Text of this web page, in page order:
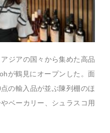
ジアの国々から集めた高品
が鶴見にオープンした。面
の輸入品が並ぶ陳列棚のほ
ベーカリー、シュラスコ用